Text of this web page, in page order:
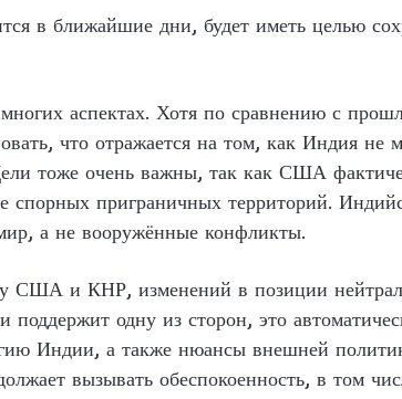
в ближайшие дни, будет иметь целью
аспектах. Хотя по сравнению с
что отражается на том, как Индия не
тоже очень важны, так как США
приграничных территорий.
а не вооружённые конфликты.
США и КНР, изменений в позиции
одну из сторон, это
Индии, а также нюансы внешней
вызывать обеспокоенность, в том